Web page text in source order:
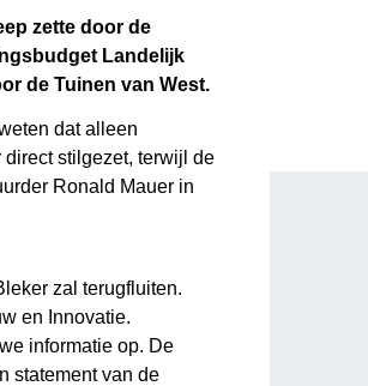
zette door de
Landelijk
de Tuinen van West.
dat alleen
stilgezet, terwijl de
Ronald Mauer in
zal terugfluiten.
en Innovatie.
informatie op. De
statement van de